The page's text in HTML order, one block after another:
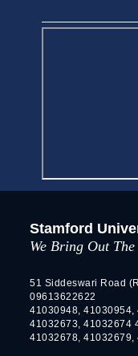
Jun 11, 2026
Jan 7, 2021
Dhaka
Mar 6, 2024
Department of
Organizes
May 17, 2026
Department of
Stamford
We Bring Out
51 Siddeswari Road
09613622622
41030948,
41032673, 41032674
41032678, 41032679,